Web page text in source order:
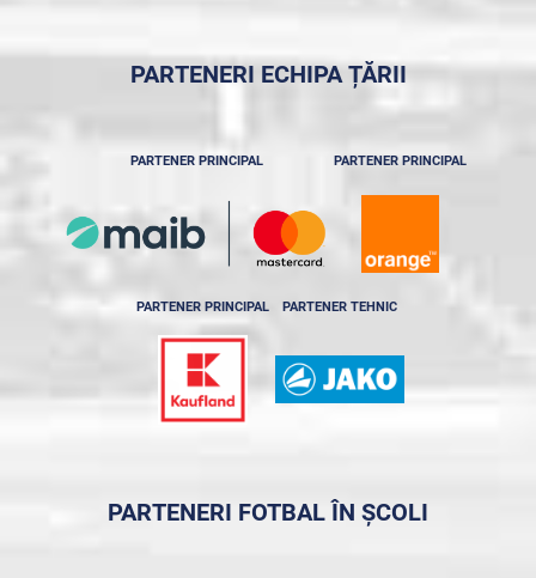
PARTENERI ECHIPA ȚĂRII
PARTENER PRINCIPAL PARTENER PRINCIPAL
PARTENER PRINCIPAL PARTENER TEHNIC
PARTENERI FOTBAL ÎN ȘCOLI